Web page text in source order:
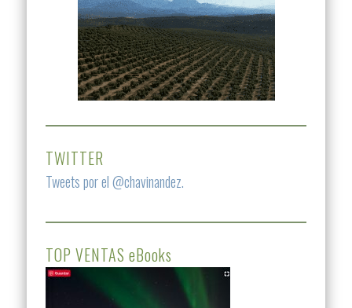
TWITTER
Tweets por el @chavinandez.
TOP VENTAS eBooks